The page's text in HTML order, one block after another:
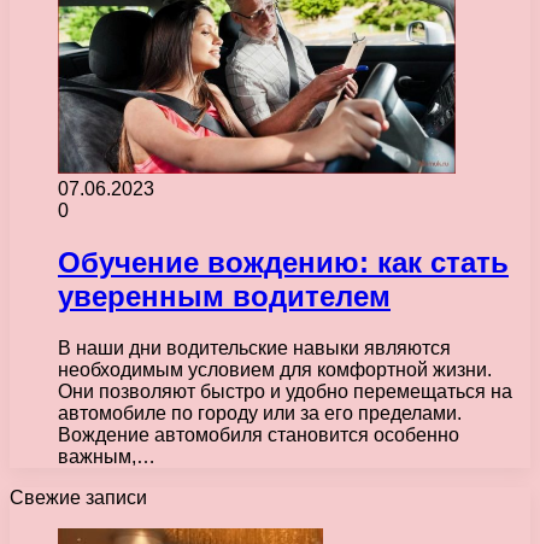
07.06.2023
0
Обучение вождению: как стать
уверенным водителем
В наши дни водительские навыки являются
необходимым условием для комфортной жизни.
Они позволяют быстро и удобно перемещаться на
автомобиле по городу или за его пределами.
Вождение автомобиля становится особенно
важным,…
Свежие записи